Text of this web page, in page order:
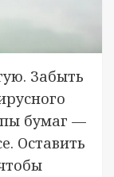
Забыть
бумаг —
Оставить